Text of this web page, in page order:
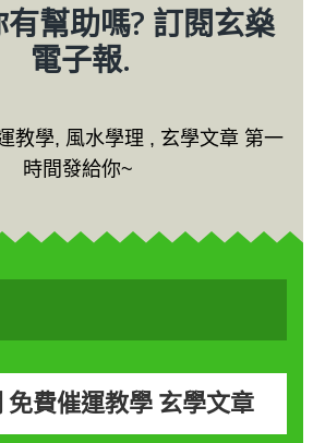
幫助嗎? 訂閱玄燊
電子報.
教學, 風水學理 , 玄學文章 第一
時間發給你~
免費催運教學 玄學文章